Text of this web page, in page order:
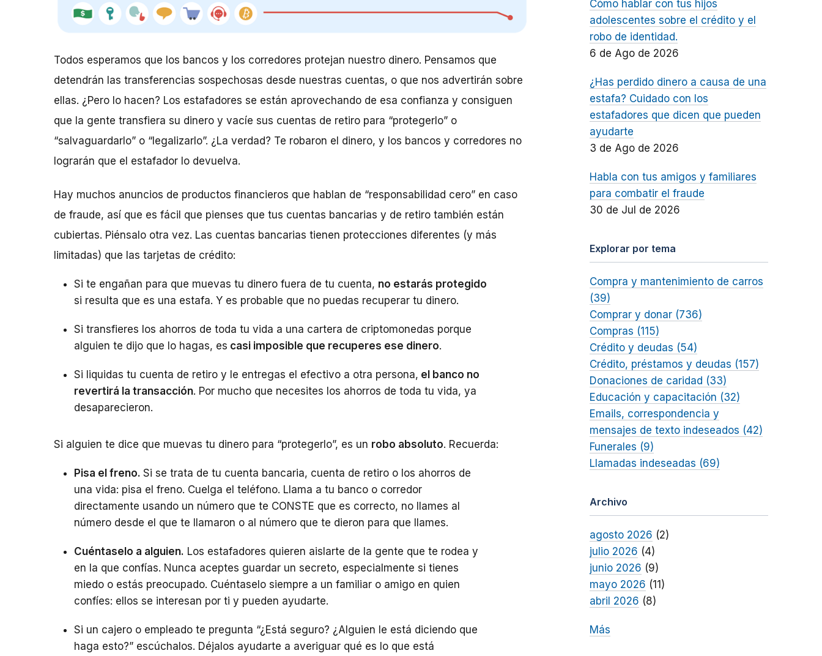
Todos esperamos que los bancos y los corredores protejan nuestro dinero. Pensamos que
detendrán las transferencias sospechosas desde nuestras cuentas, o que nos advertirán sobre
ellas. ¿Pero lo hacen? Los estafadores se están aprovechando de esa confianza y consiguen
que la gente transfiera su dinero y vacíe sus cuentas de retiro para “protegerlo” o
“salvaguardarlo” o “legalizarlo”. ¿La verdad? Te robaron el dinero, y los bancos y corredores no
lograrán que el estafador lo devuelva.
Hay muchos anuncios de productos financieros que hablan de “responsabilidad cero” en caso
de fraude, así que es fácil que pienses que tus cuentas bancarias y de retiro también están
cubiertas. Piénsalo otra vez. Las cuentas bancarias tienen protecciones diferentes (y más
limitadas) que las tarjetas de crédito:
Si te engañan para que muevas tu dinero fuera de tu cuenta, no estarás protegido
si resulta que es una estafa. Y es probable que no puedas recuperar tu dinero.
Si transfieres los ahorros de toda tu vida a una cartera de criptomonedas porque
alguien te dijo que lo hagas, es casi imposible que recuperes ese dinero.
Si liquidas tu cuenta de retiro y le entregas el efectivo a otra persona, el banco no
revertirá la transacción. Por mucho que necesites los ahorros de toda tu vida, ya
desaparecieron.
Si alguien te dice que muevas tu dinero para “protegerlo”, es un robo absoluto. Recuerda:
Pisa el freno. Si se trata de tu cuenta bancaria, cuenta de retiro o los ahorros de
una vida: pisa el freno. Cuelga el teléfono. Llama a tu banco o corredor
directamente usando un número que te CONSTE que es correcto, no llames al
número desde el que te llamaron o al número que te dieron para que llames.
Cuéntaselo a alguien. Los estafadores quieren aislarte de la gente que te rodea y
en la que confías. Nunca aceptes guardar un secreto, especialmente si tienes
miedo o estás preocupado. Cuéntaselo siempre a un familiar o amigo en quien
confíes: ellos se interesan por ti y pueden ayudarte.
Si un cajero o empleado te pregunta “¿Está seguro? ¿Alguien le está diciendo que
haga esto?” escúchalos. Déjalos ayudarte a averiguar qué es lo que está
Cómo hablar con tus hijos
adolescentes sobre el crédito y el
robo de identidad.
6 de Ago de 2026
¿Has perdido dinero a causa de una
estafa? Cuidado con los
estafadores que dicen que pueden
ayudarte
3 de Ago de 2026
Habla con tus amigos y familiares
para combatir el fraude
30 de Jul de 2026
Explorar por tema
Compra y mantenimiento de carros
(39)
Comprar y donar (736)
Compras (115)
Crédito y deudas (54)
Crédito, préstamos y deudas (157)
Donaciones de caridad (33)
Educación y capacitación (32)
Emails, correspondencia y
mensajes de texto indeseados (42)
Funerales (9)
Llamadas indeseadas (69)
Archivo
agosto 2026 (2)
julio 2026 (4)
junio 2026 (9)
mayo 2026 (11)
abril 2026 (8)
Más